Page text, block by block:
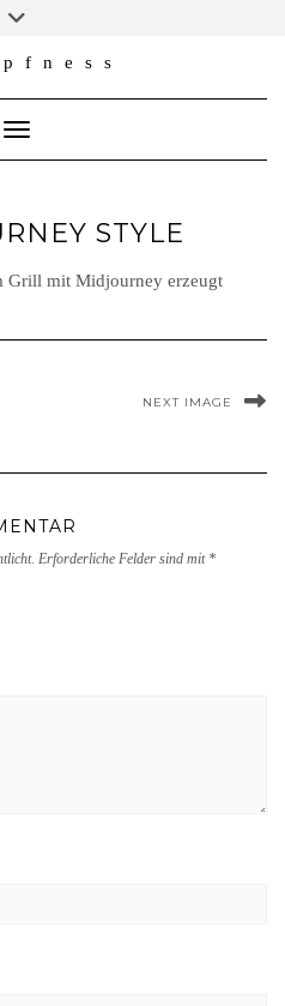
Toggle Navigation
STYLE
NEXT IMAGE
Erforderliche Felder sind mit *